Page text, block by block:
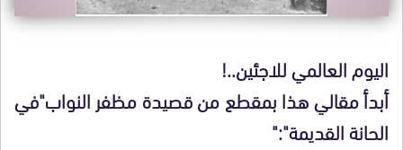
اليوم العالمي للاجئين..!
أبدأ مقالي هذا بمقطع من قصيدة مظفر النواب"في
الحانة القديمة":"